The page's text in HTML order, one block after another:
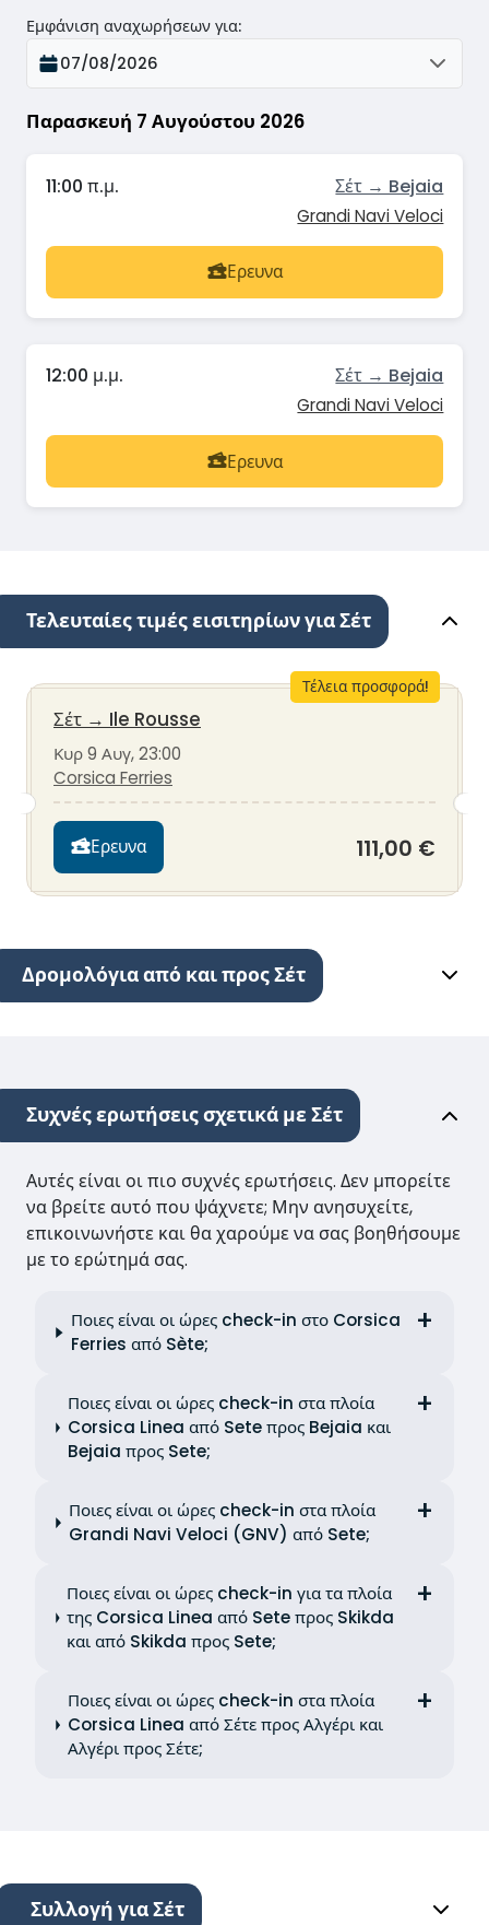
Παρασκευή 7 Αυγούστου 2026
Εμφάνιση αναχωρήσεων για:
07/08/2026
11:00 π.μ. Σέτ → Bejaia
Grandi Navi Veloci
Ερευνα
12:00 μ.μ. Σέτ → Bejaia
Grandi Navi Veloci
Ερευνα
Τελευταίες τιμές εισιτηρίων για Σέτ
Τέλεια προσφορά!
Σέτ → Ile Rousse
Κυρ 9 Αυγ, 23:00
Corsica Ferries
Ερευνα 111,00 €
Δρομολόγια από και προς Σέτ
Συχνές ερωτήσεις σχετικά με Σέτ
Αυτές είναι οι πιο συχνές ερωτήσεις. Δεν μπορείτε
να βρείτε αυτό που ψάχνετε; Μην ανησυχείτε,
επικοινωνήστε και θα χαρούμε να σας βοηθήσουμε
με το ερώτημά σας.
Ποιες είναι οι ώρες check-in στο Corsica
Ferries από Sète;
Ποιες είναι οι ώρες check-in στα πλοία
Corsica Linea από Sete προς Bejaia και
Bejaia προς Sete;
Ποιες είναι οι ώρες check-in στα πλοία
Grandi Navi Veloci (GNV) από Sete;
Ποιες είναι οι ώρες check-in για τα πλοία
της Corsica Linea από Sete προς Skikda
και από Skikda προς Sete;
Ποιες είναι οι ώρες check-in στα πλοία
Corsica Linea από Σέτε προς Αλγέρι και
Αλγέρι προς Σέτε;
Συλλογή για Σέτ